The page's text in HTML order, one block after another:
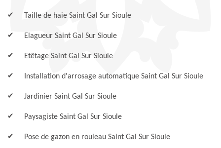
Taille de haie Saint Gal Sur Sioule
Elagueur Saint Gal Sur Sioule
Etêtage Saint Gal Sur Sioule
Installation d'arrosage automatique Saint Gal Sur Sioule
Jardinier Saint Gal Sur Sioule
Paysagiste Saint Gal Sur Sioule
Pose de gazon en rouleau Saint Gal Sur Sioule